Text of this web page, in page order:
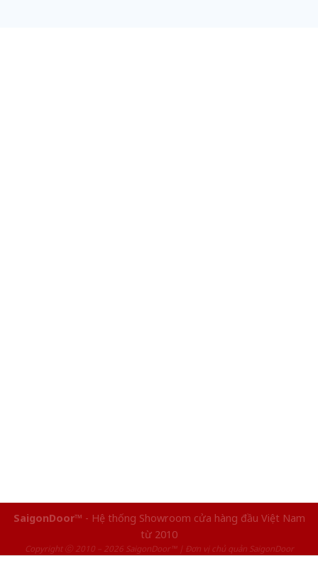
SaigonDoor™ - Hệ thống Showroom cửa hàng đầu Việt Nam
từ 2010
Copyright ⓒ 2010 – 2026 SaigonDoor™ | Đơn vị chủ quản SaigonDoor